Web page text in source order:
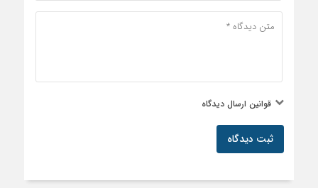
قوانین ارسال دیدگاه
ثبت دیدگاه